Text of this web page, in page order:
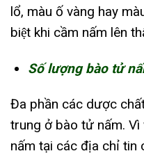
lổ, màu ố vàng hay
biệt khi cầm nấm lên
Số lượng bào tử
Đa phần các dược
trung ở bào tử nấm. Vì
nấm tại các địa chỉ tin